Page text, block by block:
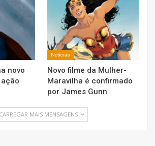
novo
Notícias
Novo filme da Mulher-
Maravilha é confirmado
por James Gunn
CARREGAR MAIS MENSAGENS